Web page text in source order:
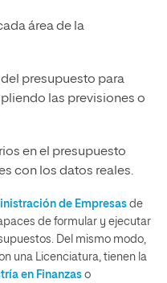
área de la
presupuesto para
las previsiones o
en el presupuesto
con los datos reales.
de Empresas de
de formular y ejecutar
Del mismo modo,
una Licenciatura, tienen la
en Finanzas o